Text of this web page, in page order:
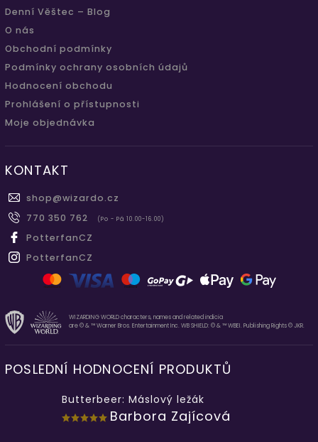
Denní Věštec – Blog
O nás
Obchodní podmínky
Podmínky ochrany osobních údajů
Hodnocení obchodu
Prohlášení o přístupnosti
Moje objednávka
KONTAKT
shop@wizardo.cz
770 350 762
(Po - Pá 10.00-16.00)
PotterfanCZ
PotterfanCZ
WIZARDING WORLD characters, names and related indicia
are © & ™ Warner Bros. Entertainment Inc. WB SHIELD: © & ™ WBEI. Publishing Rights © JKR.
POSLEDNÍ HODNOCENÍ PRODUKTŮ
Butterbeer: Máslový ležák
Barbora Zajícová